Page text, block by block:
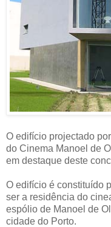
O edifício projectado
do Cinema Manoel de
em destaque deste
O edifício é constituído
ser a residência do
espólio de Manoel de
cidade do Porto.